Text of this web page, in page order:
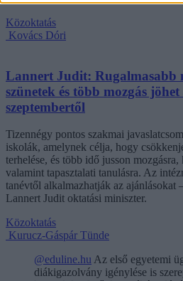
Közoktatás
Kovács Dóri
Lannert Judit: Rugalmasabb
szünetek és több mozgás
szeptembertől
Tizennégy pontos szakmai
iskolák, amelynek célja, hogy
terhelése, és több idő jusson
valamint tapasztalati tanulásra. Az
tanévtől alkalmazhatják az ajánlásokat
Lannert Judit oktatási miniszter.
Közoktatás
Kurucz-Gáspár Tünde
@eduline.hu Az első egyetemi
diákigazolvány igénylése is